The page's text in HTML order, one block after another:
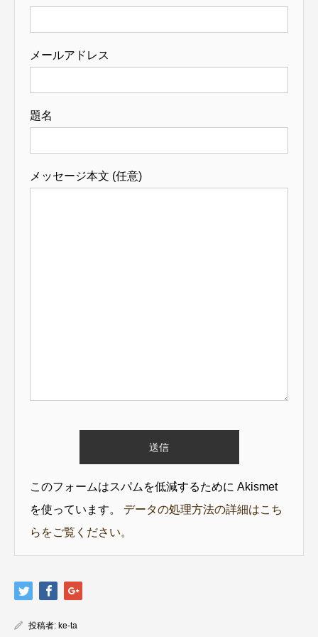
メールアドレス
題名
メッセージ本文 (任意)
このフォームはスパムを低減するために Akismet
を使っています。 データの処理方法の詳細はこち
らをご覧ください。
投稿者: ke-ta